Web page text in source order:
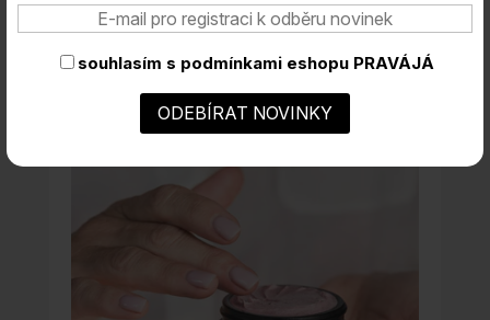
souhlasím s podmínkami eshopu PRAVÁJÁ